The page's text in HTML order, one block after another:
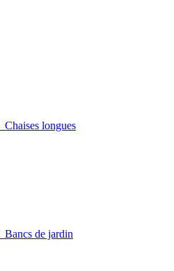
Chaises longues
Bancs de jardin